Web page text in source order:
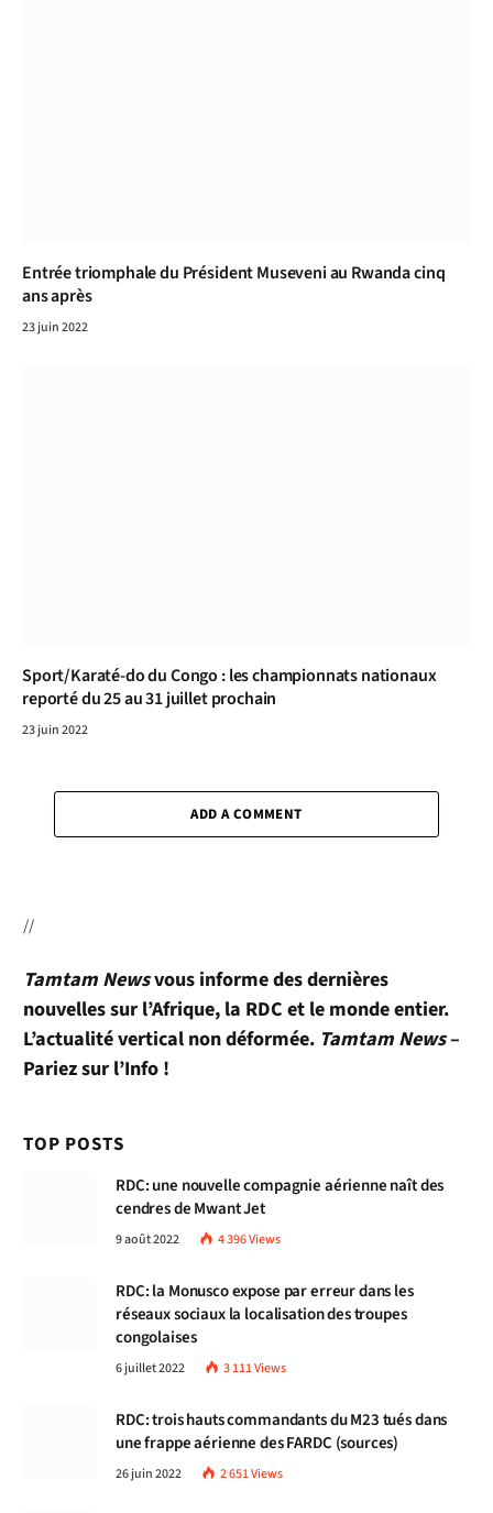
Entrée triomphale du Président Museveni au Rwanda cinq
ans après
23 juin 2022
Sport/Karaté-do du Congo : les championnats nationaux
reporté du 25 au 31 juillet prochain
23 juin 2022
ADD A COMMENT
//
Tamtam Newsvous informe des dernières
nouvelles sur l’Afrique, la RDC et le monde entier.
L’actualité vertical non déformée. Tamtam News–
Pariez sur l’Info !
TOP POSTS
RDC: une nouvelle compagnie aérienne naît des
cendres de Mwant Jet
9 août 2022 4 396Views
RDC: la Monusco expose par erreur dans les
réseaux sociaux la localisation des troupes
congolaises
6 juillet 2022 3 111Views
RDC: trois hauts commandants du M23 tués dans
une frappe aérienne des FARDC (sources)
26 juin 2022 2 651Views